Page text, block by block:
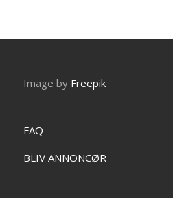
Image by Freepik
FAQ
BLIV ANNONCØR